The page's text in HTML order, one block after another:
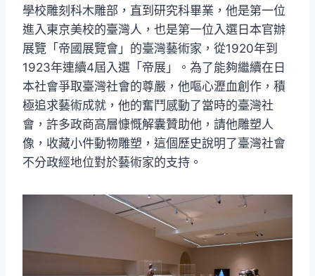
學校雕刻科木雕部，直到研究科畢業，他是第一位
進入東京美校的臺灣人，也是第一位入選日本官辦
展覽「帝國展覽會」的臺灣藝術家，從1920年到
1923年連續4屆入選「帝展」。為了能夠繼續在日
本社會爭取臺灣社會的尊嚴，他嘔心瀝血創作，積
極追求藝術成就，他的奮鬥感動了當時的臺灣社
會，許多政商高層慷慨解囊贊助他，請他雕塑人
像，收藏小件動物雕塑，這個歷史說明了臺灣社會
不分政經地位對於藝術家的支持。